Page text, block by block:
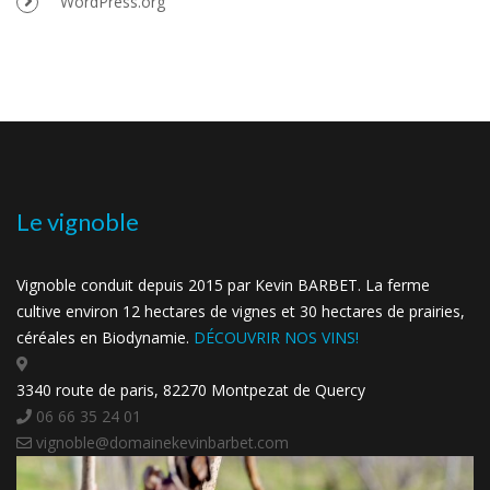
Le vignoble
Vignoble conduit depuis 2015 par Kevin BARBET. La ferme
cultive environ 12 hectares de vignes et 30 hectares de prairies,
céréales en Biodynamie. DÉCOUVRIR NOS VINS!
3340 route de paris, 82270 Montpezat de Quercy
06 66 35 24 01
vignoble@domainekevinbarbet.com